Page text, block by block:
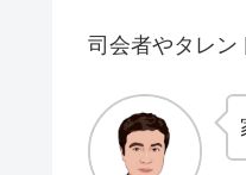
司会者やタレン